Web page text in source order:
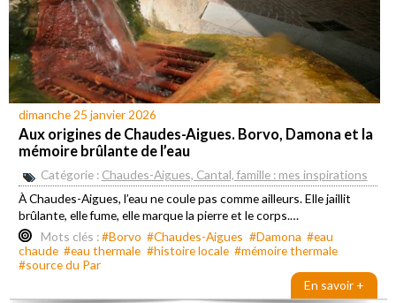
dimanche 25 janvier 2026
Aux origines de Chaudes-Aigues. Borvo, Damona et la
mémoire brûlante de l’eau
Catégorie : Chaudes-Aigues, Cantal, famille : mes inspirations
À Chaudes-Aigues, l’eau ne coule pas comme ailleurs. Elle jaillit
brûlante, elle fume, elle marque la pierre et le corps.…
Mots clés :#Borvo #Chaudes-Aigues #Damona #eau
chaude #eau thermale #histoire locale #mémoire thermale
#source du Par
En savoir +